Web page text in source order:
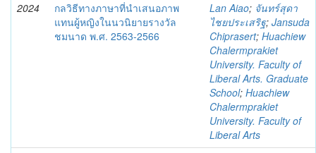
2024
กลวิธีทางภาษาที่นำเสนอภาพ
แทนผู้หญิงในนวนิยายรางวัล
ชมนาด พ.ศ. 2563-2566
Lan Aiao; จันทร์สุดา
ไชยประเสริฐ; Jansuda
Chiprasert; Huachiew
Chalermprakiet
University. Faculty of
Liberal Arts. Graduate
School; Huachiew
Chalermprakiet
University. Faculty of
Liberal Arts